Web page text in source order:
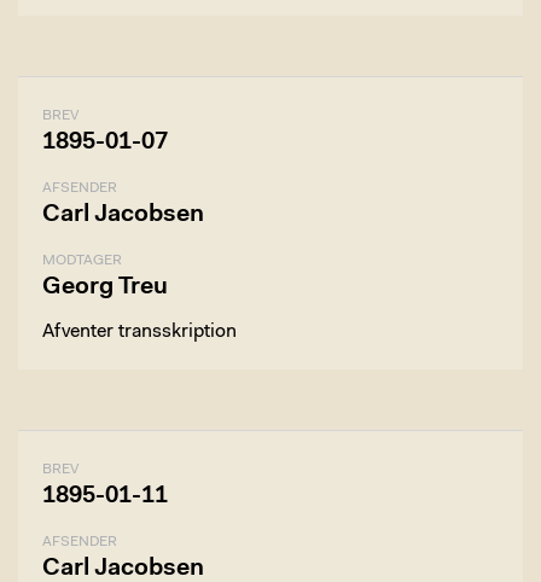
BREV
1895-01-07
AFSENDER
Carl Jacobsen
MODTAGER
Georg Treu
Afventer transskription
BREV
1895-01-11
AFSENDER
Carl Jacobsen